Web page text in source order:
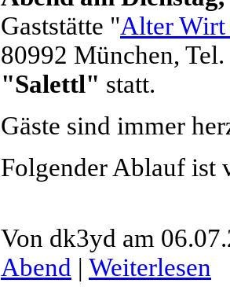
Gaststätte "Alter Wirt
80992 München,
"Salettl" statt.
Gäste sind immer
Folgender Ablauf ist
Von dk3yd am
Abend | Weiterlesen